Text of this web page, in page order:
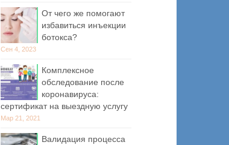
От чего же помогают
избавиться инъекции
ботокса?
Сен 4, 2023
Комплексное
обследование после
коронавируса:
сертификат на выездную услугу
Мар 21, 2021
Валидация процесса